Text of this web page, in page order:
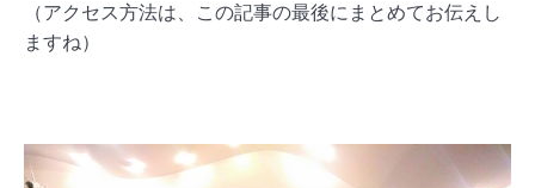
（アクセス方法は、この記事の最後にまとめてお伝えし
ますね）